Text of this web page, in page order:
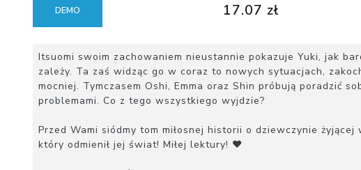
DEMO 17.07 zł
Itsuomi swoim zachowaniem nieustannie pokazuje Yuki, jak
zależy. Ta zaś widząc go w coraz to nowych sytuacjach,
mocniej. Tymczasem Oshi, Emma oraz Shin próbują poradzić
problemami. Co z tego wszystkiego wyjdzie?
Przed Wami siódmy tom miłosnej historii o dziewczynie żyjącej
który odmienił jej świat! Miłej lektury! ♥